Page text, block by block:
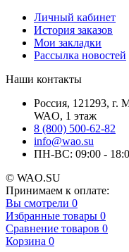
Личный кабинет
История заказов
Мои закладки
Рассылка новостей
Наши контакты
Россия, 121293, г.
WAO, 1 этаж
8 (800) 500-62-82
info@wao.su
ПН-ВС: 09:00 -
© WAO.SU
Принимаем к оплате:
Вы смотрели 0
Избранные товары 0
Сравнение товаров 0
Корзина 0